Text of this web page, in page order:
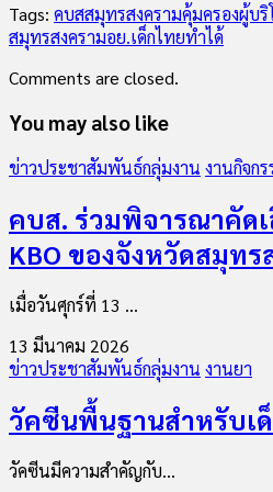
Tags: คบสสมุทรสงครามคุ้มครองผู้บริ
สมุทรสงครามอย.เด็กไทยทำได้
Comments are closed.
You may also like
ข่าวประชาสัมพันธ์กลุ่มงาน งานกิจก
คบส. ร่วมพิจารณาคัด
KBO ของจังหวัดสมุทร
เมื่อวันศุกร์ที่ 13 ...
13 มีนาคม 2026
ข่าวประชาสัมพันธ์กลุ่มงาน งานยา
วัคซีนพื้นฐานสำหรับเ
วัคซีนมีความสำคัญกับ...